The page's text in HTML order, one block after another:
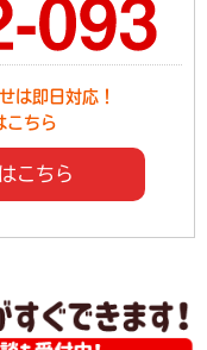
は即日対応！
こちら
こちら